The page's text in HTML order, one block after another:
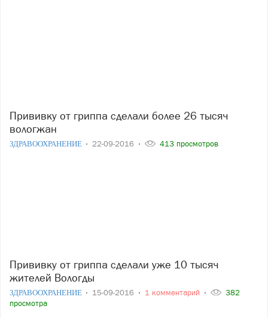
Прививку от гриппа сделали более 26 тысяч
вологжан
ЗДРАВООХРАНЕНИЕ 22-09-2016 413 просмотров
Прививку от гриппа сделали уже 10 тысяч
жителей Вологды
ЗДРАВООХРАНЕНИЕ 15-09-2016 1 комментарий
382
просмотра